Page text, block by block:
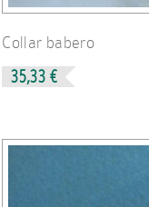
Collar babero
35,33 €